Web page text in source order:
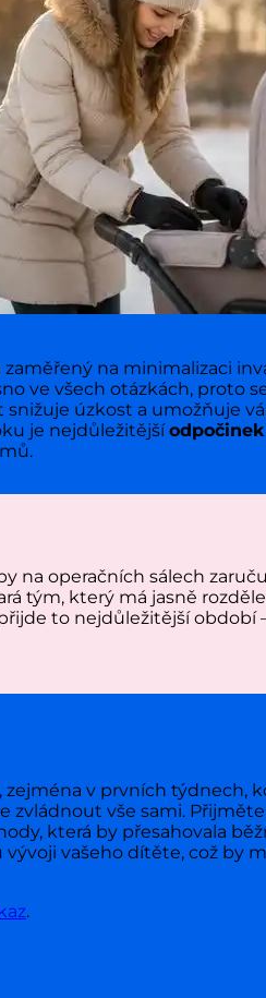
na minimalizaci
ve všech otázkách, proto
úzkost a umožňuje
je nejdůležitějšíodpočinek
na operačních sálech
tým, který má jasně
to nejdůležitější období
v prvních týdnech,
zvládnout vše sami.
která by přesahovala
vašeho dítěte, což by
.